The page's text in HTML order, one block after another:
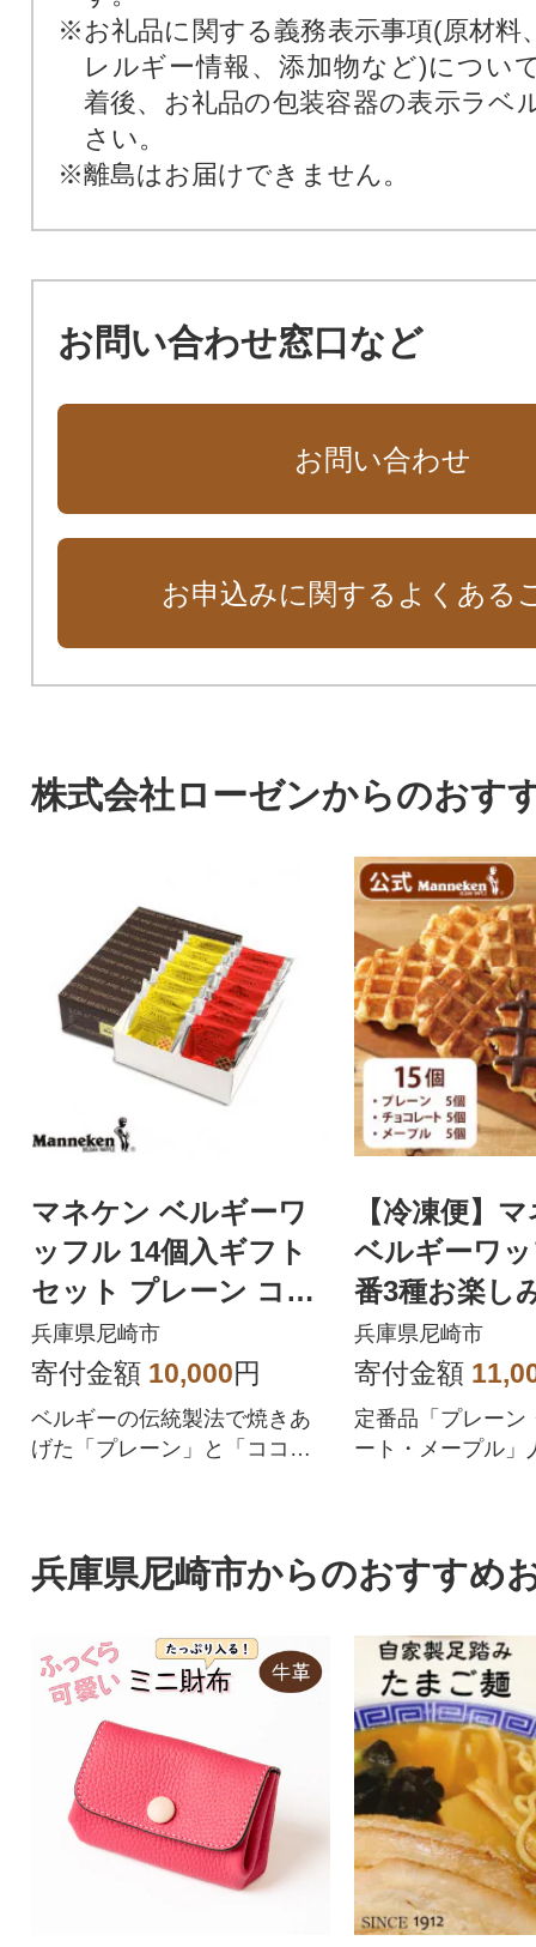
※お礼品に関する義務表示事項(原材料
レルギー情報、添加物など)につい
着後、お礼品の包装容器の表示ラベ
さい。
※離島はお届けできません。
お問い合わせ窓口など
お問い合わせ
お申込みに関するよくある
株式会社ローゼンからのおす
マネケン ベルギーワ
ッフル 14個入ギフト
セット プレーン ココ
ア(TP14-PCG)
兵庫県尼崎市
寄付金額 10,000円
ベルギーの伝統製法で焼きあ
げた「プレーン」と「ココ
【冷凍便】
ベルギーワ
番3種お楽し
5個入り
5)
兵庫県尼崎市
寄付金額
定番品「プレーン
ート・メープル」
兵庫県尼崎市からのおすすめ